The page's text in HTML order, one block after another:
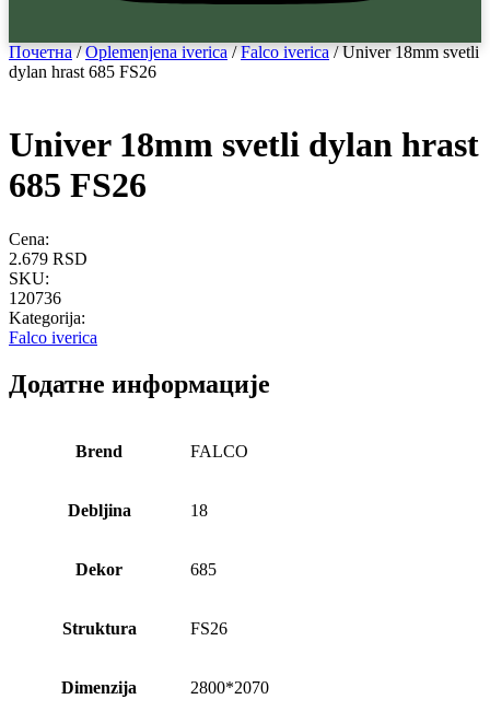
Почетна/Oplemenjena iverica/Falco iverica/ Univer 18mm svetli
dylan hrast 685 FS26
Univer 18mm svetli dylan hrast
685 FS26
Cena:
2.679 RSD
SKU:
120736
Kategorija:
Falco iverica
Додатне информације
Brend FALCO
Debljina 18
Dekor 685
Struktura FS26
Dimenzija 2800*2070